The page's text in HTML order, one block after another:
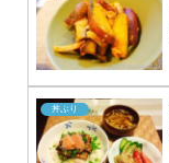
丼ぶり